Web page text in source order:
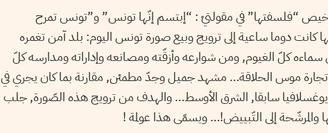
“فلسفتها” في مقولتيْ : “إبتسم إنّها تونس” و”تونس تمرح
كانت دوما ساعية إلى ترويج وبيع صورة تونس اليوم: بلد آمن تغمره
كلّ الغيوم, ومن شوارعه وأزقّته ومصانعه وإداراته ومدارسه كلّ
موس الحلاقة… مشهد جميل وجدّ مطمئن, مقارنة بما كان يجري في
يوغسلافيا سابقا, الشرق الأوسط… والهدف من ترويج هذه الصّورة, جلب
والمرشّحة إلى التّبييض!… ويسمّى هذا عولمة !